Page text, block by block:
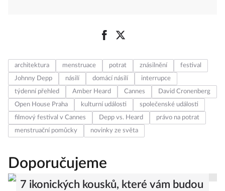
architektura menstruace potrat znásilnění
festival
Johnny Depp
násilí domácí násilí
interrupce
týdenní přehled
Amber Heard Cannes
David Cronenberg
Open House Praha
kulturní události
společenské události
filmový festival v Cannes
Depp vs. Heard
právo na potrat
menstruační pomůcky
novinky ze světa
Doporučujeme
7 ikonických kousků, které vám budou